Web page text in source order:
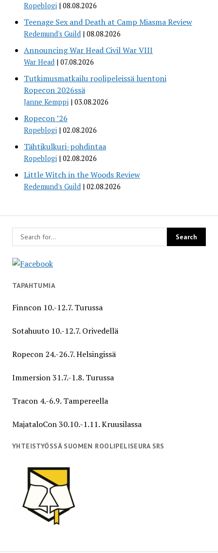
Ropeblogi 08.08.2026
Teenage Sex and Death at Camp Miasma Review
Redemund's Guild 08.08.2026
Announcing War Head Civil War VIII
War Head 07.08.2026
Tutkimusmatkailu roolipeleissä luentoni
Ropecon 2026ssä
Janne Kemppi 03.08.2026
Ropecon ’26
Ropeblogi 02.08.2026
Tähtikulkuri-pohdintaa
Ropeblogi 02.08.2026
Little Witch in the Woods Review
Redemund's Guild 02.08.2026
TAPAHTUMIA
Finncon 10.-12.7. Turussa
Sotahuuto 10.-12.7. Orivedellä
Ropecon 24.-26.7. Helsingissä
Immersion 31.7.-1.8. Turussa
Tracon 4.-6.9. Tampereella
MajataloCon 30.10.-1.11. Kruusilassa
YHTEISTYÖSSÄ SUOMEN ROOLIPELISEURA SRS